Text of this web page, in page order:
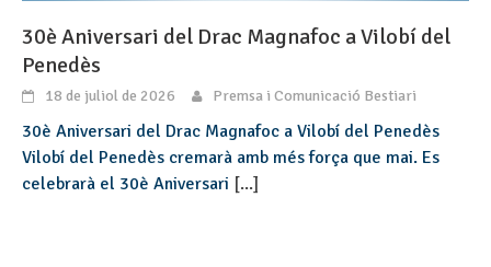
30è Aniversari del Drac Magnafoc a Vilobí del
Penedès
18 de juliol de 2026 Premsa i Comunicació Bestiari
30è Aniversari del Drac Magnafoc a Vilobí del Penedès
Vilobí del Penedès cremarà amb més força que mai. Es
celebrarà el 30è Aniversari [...]